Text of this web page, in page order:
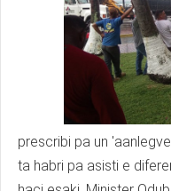
prescribi pa un
ta habri pa asisti e